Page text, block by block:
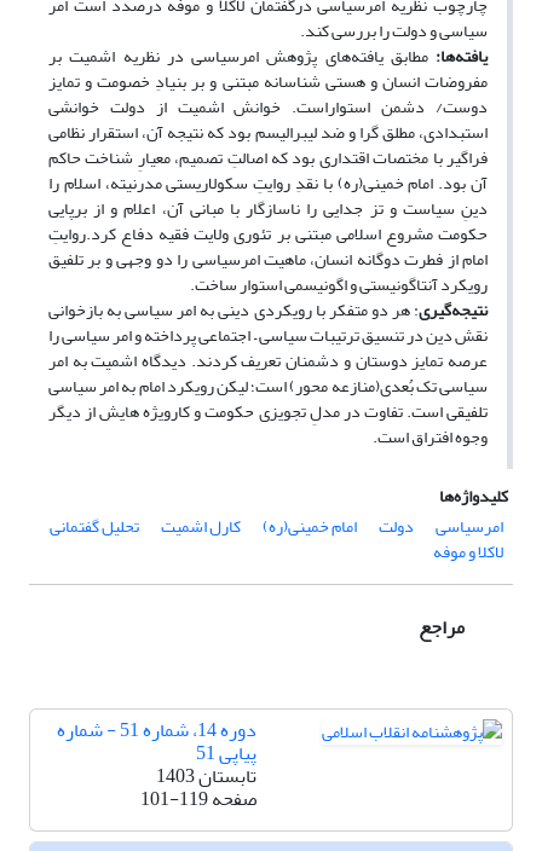
سیاسی و دولت را بررسی کند.
یافته‌ها: مطابق یافته‌های پژوهش امرسیاسی در نظریه اشمیت بر
مفروضات انسان و هستی شناسانه مبتنی و بر بنیادِ خصومت و تمایز
دوست/ دشمن استواراست. خوانش اشمیت از دولت خوانشی
استبدادی، مطلق گرا و ضد لیبرالیسم بود که نتیجه آن، استقرار نظامی
فراگیر با مختصات اقتداری بود که اصالتِ تصمیم، معیارِ شناخت حاکم
آن بود. امام خمینی(ره) با نقدِ روایتِ سکولاریستی مدرنیته، اسلام را
دینِ سیاست و تز جدایی را ناسازگار با مبانی آن، اعلام و از برپایی
حکومت مشروع اسلامی مبتنی بر تئوری ولایت فقیه دفاع کرد.روایتِ
امام از فطرت دوگانه انسان، ماهیت امرسیاسی را دو وجهی و بر تلفیق
رویکرد آنتاگونیستی و اگونیسمی استوار ساخت.
نتیجه‌گیری: هر دو متفکر با رویکردی دینی به امر سیاسی به بازخوانی
نقش دین در تنسیق ترتیبات سیاسی – اجتماعی پرداخته و امر سیاسی را
عرصه تمایز دوستان و دشمنان تعریف کردند. دیدگاه اشمیت به امر
سیاسی تک بُعدی(منازعه محور) است؛ لیکن رویکرد امام به امر سیاسی
تلفیقی است. تفاوت در مدلِ تجویزی حکومت و کارویژه هایش از دیگر
وجوه افتراق است.
کلیدواژه‌ها
امرسیاسی
دولت امام خمینی(ره) کارل اشمیت تحلیل گفتمانی
لاکلا و موفه
مراجع
دوره 14، شماره 51 - شماره
پیاپی 51
تابستان 1403
صفحه101-119